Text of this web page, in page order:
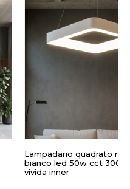
Lampadario quadrato
bianco led 50w cct
vivida inner